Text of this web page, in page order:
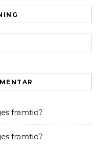
framtid?
framtid?